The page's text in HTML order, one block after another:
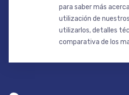
para saber más
utilización de
utilizarlos, detalles
comparativa de los